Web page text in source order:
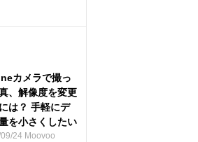
カメラで撮っ
、解像度を変更
は？ 手軽にデ
を小さくしたい
2025/09/24 Moovoo